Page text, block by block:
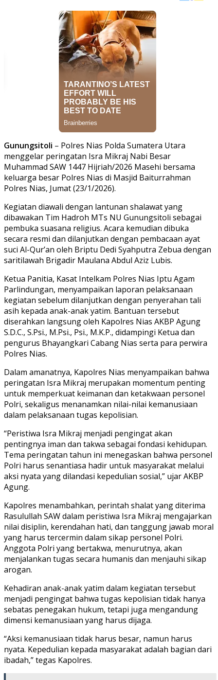
Gunungsitoli – Polres Nias Polda Sumatera Utara
menggelar peringatan Isra Mikraj Nabi Besar
Muhammad SAW 1447 Hijriah/2026 Masehi bersama
keluarga besar Polres Nias di Masjid Baiturrahman
Polres Nias, Jumat (23/1/2026).
Kegiatan diawali dengan lantunan shalawat yang
dibawakan Tim Hadroh MTs NU Gunungsitoli sebagai
pembuka suasana religius. Acara kemudian dibuka
secara resmi dan dilanjutkan dengan pembacaan ayat
suci Al-Qur’an oleh Briptu Dedi Syahputra Zebua dengan
saritilawah Brigadir Maulana Abdul Aziz Lubis.
Ketua Panitia, Kasat Intelkam Polres Nias Iptu Agam
Parlindungan, menyampaikan laporan pelaksanaan
kegiatan sebelum dilanjutkan dengan penyerahan tali
asih kepada anak-anak yatim. Bantuan tersebut
diserahkan langsung oleh Kapolres Nias AKBP Agung
S.D.C., S.Psi., M.Psi., Psi., M.K.P., didampingi Ketua dan
pengurus Bhayangkari Cabang Nias serta para perwira
Polres Nias.
Dalam amanatnya, Kapolres Nias menyampaikan bahwa
peringatan Isra Mikraj merupakan momentum penting
untuk memperkuat keimanan dan ketakwaan personel
Polri, sekaligus menanamkan nilai-nilai kemanusiaan
dalam pelaksanaan tugas kepolisian.
“Peristiwa Isra Mikraj menjadi pengingat akan
pentingnya iman dan takwa sebagai fondasi kehidupan.
Tema peringatan tahun ini menegaskan bahwa personel
Polri harus senantiasa hadir untuk masyarakat melalui
aksi nyata yang dilandasi kepedulian sosial,” ujar AKBP
Agung.
Kapolres menambahkan, perintah shalat yang diterima
Rasulullah SAW dalam peristiwa Isra Mikraj mengajarkan
nilai disiplin, kerendahan hati, dan tanggung jawab moral
yang harus tercermin dalam sikap personel Polri.
Anggota Polri yang bertakwa, menurutnya, akan
menjalankan tugas secara humanis dan menjauhi sikap
arogan.
Kehadiran anak-anak yatim dalam kegiatan tersebut
menjadi pengingat bahwa tugas kepolisian tidak hanya
sebatas penegakan hukum, tetapi juga mengandung
dimensi kemanusiaan yang harus dijaga.
“Aksi kemanusiaan tidak harus besar, namun harus
nyata. Kepedulian kepada masyarakat adalah bagian dari
ibadah,” tegas Kapolres.